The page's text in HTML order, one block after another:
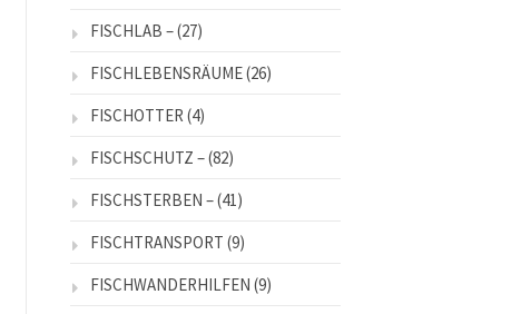
FISCHLAB –(27)
FISCHLEBENSRÄUME(26)
FISCHOTTER (4)
FISCHSCHUTZ –(82)
FISCHSTERBEN –(41)
FISCHTRANSPORT (9)
FISCHWANDERHILFEN (9)